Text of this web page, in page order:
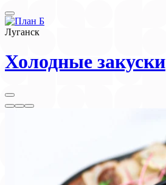
Луганск
Холодные закуски